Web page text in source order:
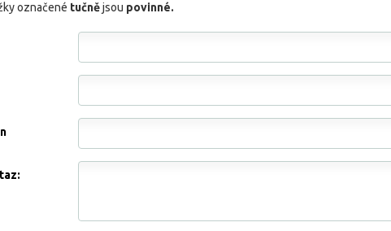
označené tučnějsou povinné.